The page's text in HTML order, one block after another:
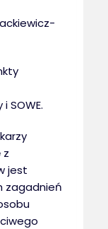
SOWE.
z
jest
zagadnień